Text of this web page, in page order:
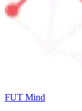
FUT Mind